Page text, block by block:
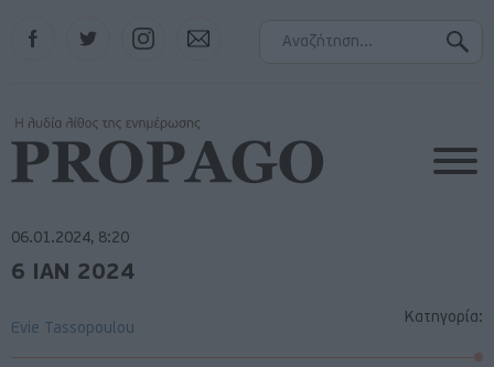
Instagram
06.01.2024, 8:20
Κατηγορία:
Evie Tassopoulou
6 ΙΑΝ 2024